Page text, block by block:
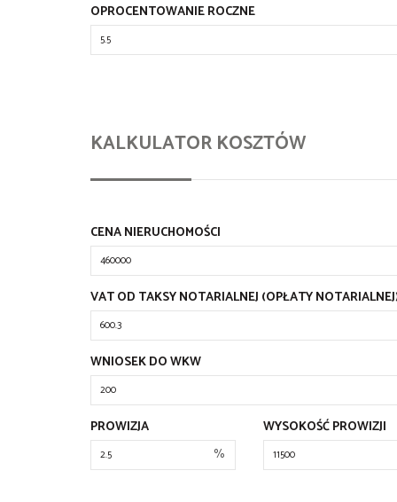
OPROCENTOWANIE ROCZNE
KALKULATOR KOSZTÓW
CENA NIERUCHOMOŚCI
VAT OD TAKSY NOTARIALNEJ (OPŁATY
WNIOSEK DO WKW
PROWIZJA
%
WYSOKOŚĆ PROWIZJI